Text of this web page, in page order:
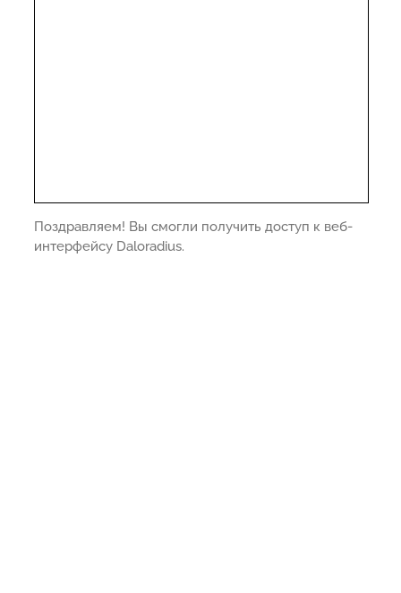
Поздравляем! Вы смогли получить доступ к веб-
интерфейсу Daloradius.